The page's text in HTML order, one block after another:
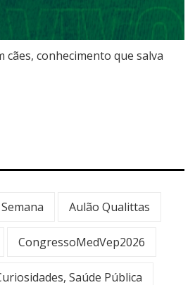
cães, conhecimento que salva
Aulão Qualittas
CongressoMedVep2026
Saúde Pública